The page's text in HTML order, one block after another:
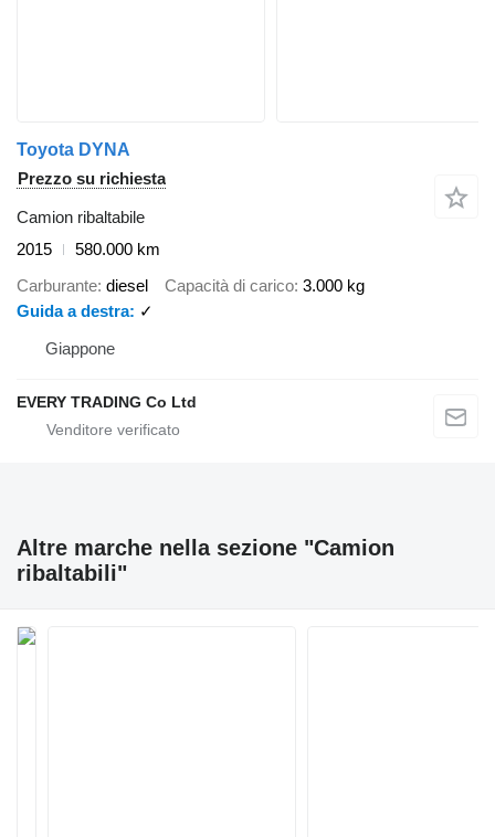
Toyota DYNA
Prezzo su richiesta
Camion ribaltabile
2015
580.000 km
Carburante diesel Capacità di carico 3.000 kg
Guida a destra
✓
Giappone
EVERY TRADING Co Ltd
Altre marche nella sezione "Camion
ribaltabili"